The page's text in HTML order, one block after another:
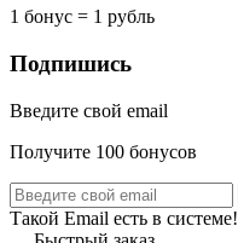
1 бонус = 1 рубль
Подпишись
Введите свой email
Получите 100 бонусов
Такой Email есть в системе!